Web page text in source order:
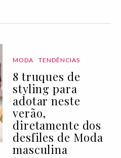
MODA TENDÊNCIAS
8 truques de
styling para
adotar neste
verão,
diretamente dos
desfiles de Moda
masculina